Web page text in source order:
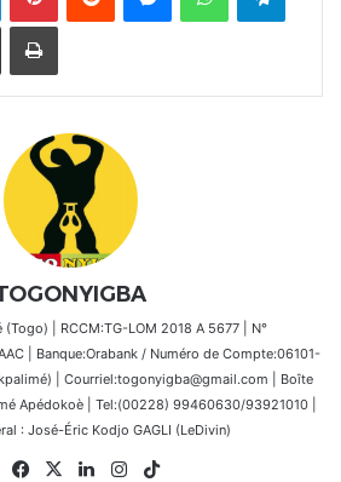
Partager par email Imprimer
| RCCM:TG-LOM 2018 A 5677 | N°
| Banque:Orabank / Numéro de Compte:06101-
| Courriel:togonyigba@gmail.com | Boîte
Apédokoè | Tel:(00228) 99460630/93921010 |
: José-Éric Kodjo GAGLI (LeDivin)
WebsiteFacebook
X LinkedinInstagram